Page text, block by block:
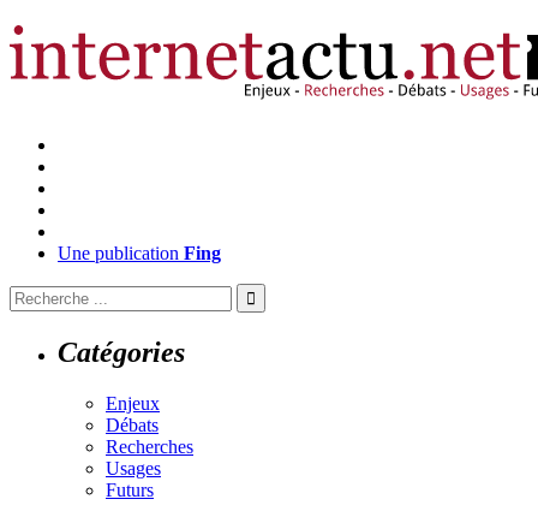
Une publication Fing
Catégories
Enjeux
Débats
Recherches
Usages
Futurs